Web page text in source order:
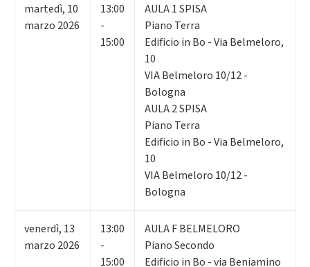
martedì, 10
marzo 2026
13:00
-
15:00
AULA 1 SPISA
Piano Terra
Edificio in Bo - Via Belmeloro,
10
VIA Belmeloro 10/12 -
Bologna
AULA 2 SPISA
Piano Terra
Edificio in Bo - Via Belmeloro,
10
VIA Belmeloro 10/12 -
Bologna
venerdì, 13
marzo 2026
13:00
-
15:00
AULA F BELMELORO
Piano Secondo
Edificio in Bo - via Beniamino